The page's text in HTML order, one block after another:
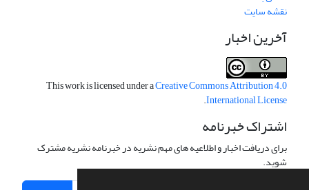
نقشه سایت
آخرین اخبار
This work is licensed under aCreative Commons Attribution 4.0
International License
.
اشتراک خبرنامه
برای دریافت اخبار و اطلاعیه های مهم نشریه در خبرنامه نشریه مشترک
شوید.